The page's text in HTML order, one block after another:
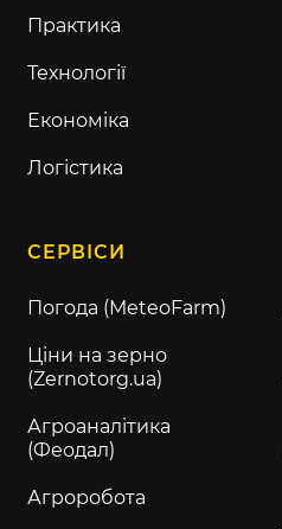
Практика
Технології
Економіка
Логістика
СЕРВІСИ
Погода (MeteoFarm)
Ціни на зерно
(Zernotorg.ua)
Агроаналітика
(Феодал)
Агроробота